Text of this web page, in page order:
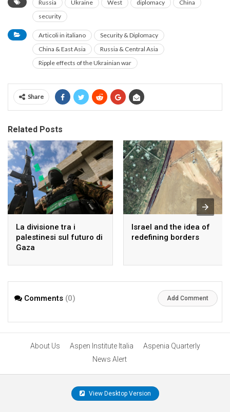
Russia Ukraine West diplomacy
China
security
Articoli in italiano
Security & Diplomacy
China & East Asia
Russia & Central Asia
Ripple effects of the Ukrainian war
Share
Related Posts
La divisione tra i
palestinesi sul futuro di
Gaza
Israel and the idea of
redefining borders
Comments (0) Add Comment
About Us Aspen Institute Italia
Aspenia Quarterly
News Alert
View Desktop Version